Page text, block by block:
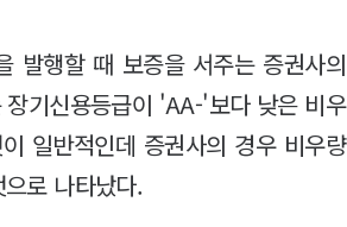
발행할 때 보증을 서주는 증권사의
기신용등급이 'AA-'보다 낮은 비우
일반적인데 증권사의 경우 비우량
로 나타났다.